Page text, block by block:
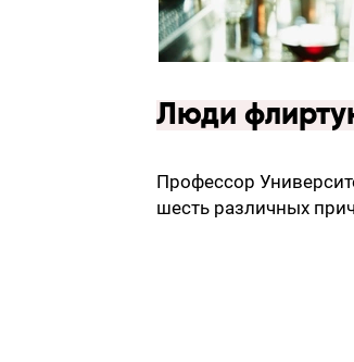
Люди
Профессор
шесть различных